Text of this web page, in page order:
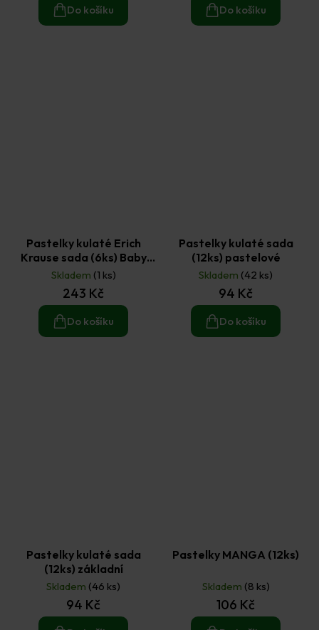
Do košíku Do košíku
Pastelky kulaté Erich
Krause sada (6ks) Baby
jumbo
Skladem (1 ks)
243 Kč
Do košíku
Pastelky kulaté sada
(12ks) pastelové
Skladem (42 ks)
94 Kč
Do košíku
Pastelky kulaté sada
(12ks) základní
Skladem (46 ks)
94 Kč
Pastelky MANGA (12ks)
Skladem (8 ks)
106 Kč